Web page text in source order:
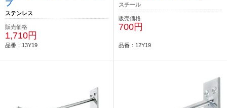
プ
ステンレス
販売価格
1,710円
品番：13Y19
スチール
販売価格
700円
品番：12Y19